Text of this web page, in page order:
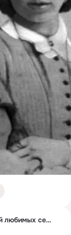
Кинострана: содержание всех серий любимых сериалов